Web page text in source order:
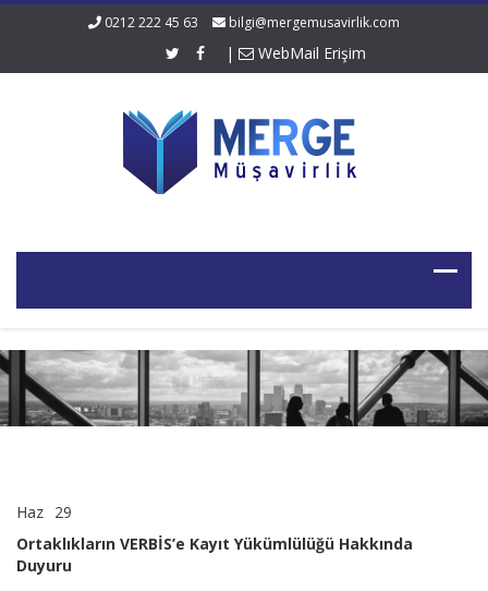
0212 222 45 63 bilgi@mergemusavirlik.com
| WebMail Erişim
Haz 29
Kayıt
Ortaklıkların VERBİS’e Kayıt Yükümlülüğü Hakkında
Duyuru